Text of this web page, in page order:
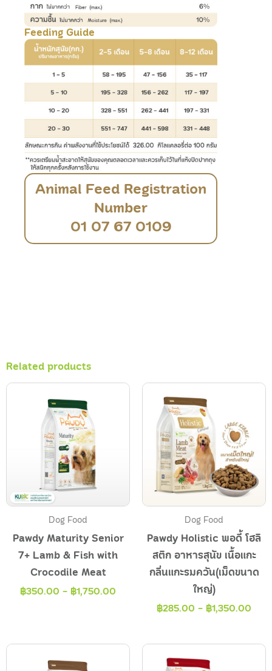
Feeding Guide
Animal Feed Registration
Number
01 07 67 0109
Related products
Dog Food
Pawdy Maturity Senior
7+ Lamb & Fish with
Crocodile Meat
฿350.00 - ฿1,750.00
Dog Food
Pawdy Holistic พอดี้ โฮลิ
สติก อาหารสุนัข เนื้อแกะ
กลิ่นแกะรมควัน(เม็ดขนาด
ใหญ่)
฿285.00 - ฿1,350.00